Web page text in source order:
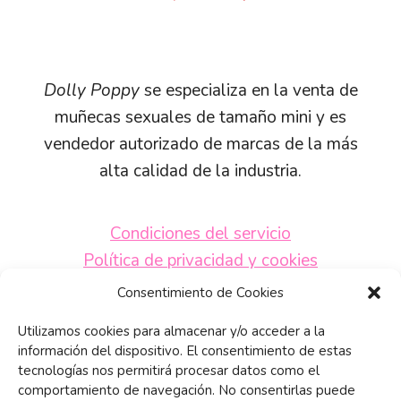
Consentimiento de Cookies
Utilizamos cookies para almacenar y/o acceder a la
información del dispositivo. El consentimiento de estas
tecnologías nos permitirá procesar datos como el
comportamiento de navegación. No consentirlas puede
€850,00.€750,00.
Dolly Poppyse especializa en la venta de
muñecas sexuales de tamaño mini y es
vendedor autorizado de marcas de la más
alta calidad de la industria.
Condiciones del servicio
Política de privacidad y cookies
Políticas de envío
Contacta con nosotros